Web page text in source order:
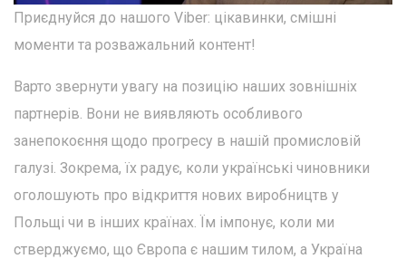
Приєднуйся до нашого Viber: цікавинки, смішні
моменти та розважальний контент!
Варто звернути увагу на позицію наших зовнішніх
партнерів. Вони не виявляють особливого
занепокоєння щодо прогресу в нашій промисловій
галузі. Зокрема, їх радує, коли українські чиновники
оголошують про відкриття нових виробництв у
Польщі чи в інших країнах. Їм імпонує, коли ми
стверджуємо, що Європа є нашим тилом, а Україна